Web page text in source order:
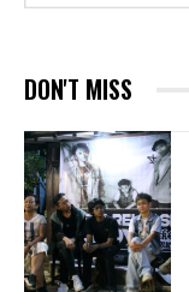
DON'T MISS